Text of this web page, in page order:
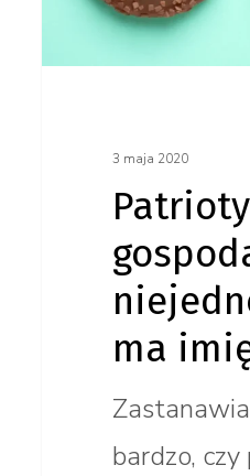
3 maja 2020
ma
bardzo,